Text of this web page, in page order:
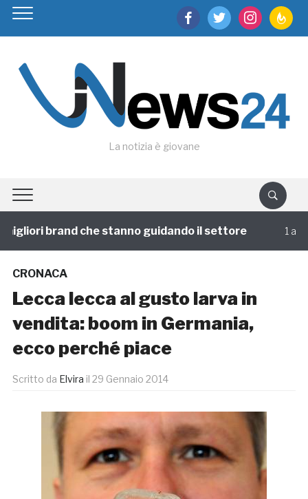
facebooktwitter instagram
La notizia è giovane
brand che stanno guidando il settore 1 annofa
CRONACA
Lecca lecca al gusto larva in
vendita: boom in Germania,
ecco perché piace
Scritto da Elvira il 29 Gennaio 2014